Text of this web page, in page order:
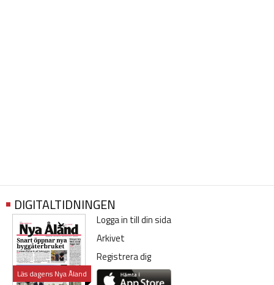
DIGITALTIDNINGEN
Läs dagens Nya Åland
Logga in till din sida
Arkivet
Registrera dig